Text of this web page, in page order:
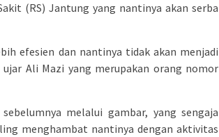
(RS) Jantung yang nantinya akan serba
efesien dan nantinya tidak akan menjadi
Ali Mazi yang merupakan orang nomor
melalui gambar, yang sengaja
menghambat nantinya dengan aktivitas